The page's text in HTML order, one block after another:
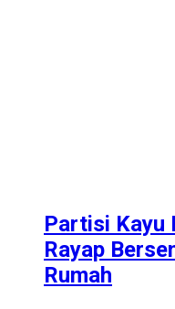
Partisi Kayu
Rayap
Rumah